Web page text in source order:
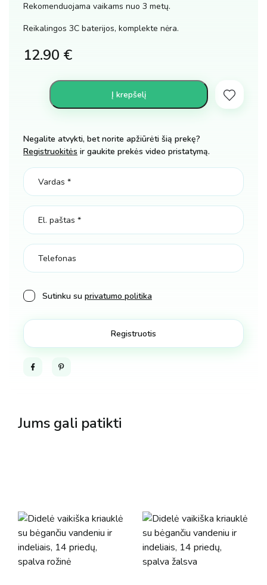
Rekomenduojama vaikams nuo 3 metų.
Reikalingos 3C baterijos, komplekte nėra.
12.90 €
Į krepšelį
Negalite atvykti, bet norite apžiūrėti šią prekę?
Registruokitės ir gaukite prekės video pristatymą.
Sutinku su privatumo politika
FacebookPinterest
Jums gali patikti